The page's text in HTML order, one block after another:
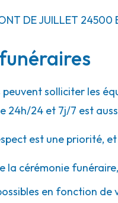
DE JUILLET 24500
solliciter les
24h/24 et 7j/7 est
est une priorité,
la cérémonie
en fonction